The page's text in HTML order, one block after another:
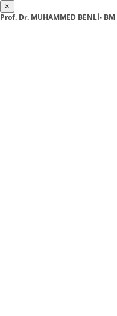
×
Prof. Dr. MUHAMMED BENLİ-